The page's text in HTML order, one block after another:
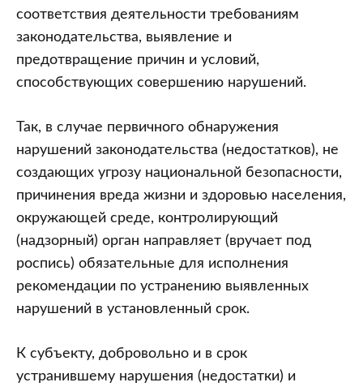
соответствия деятельности требованиям
законодательства, выявление и
предотвращение причин и условий,
способствующих совершению нарушений.
Так, в случае первичного обнаружения
нарушений законодательства (недостатков), не
создающих угрозу национальной безопасности,
причинения вреда жизни и здоровью населения,
окружающей среде, контролирующий
(надзорный) орган направляет (вручает под
роспись) обязательные для исполнения
рекомендации по устранению выявленных
нарушений в установленный срок.
К субъекту, добровольно и в срок
устранившему нарушения (недостатки) и